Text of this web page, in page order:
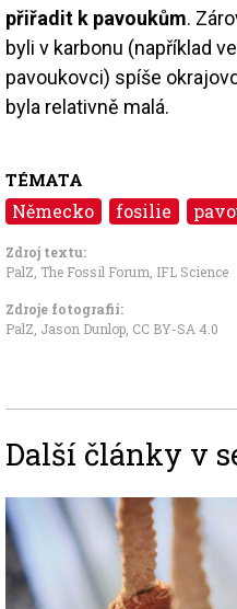
přiřadit k pavoukům.
byli v karbonu (například
pavoukovci) spíše
byla relativně malá.
TÉMATA
Německo fosilie
Zdroj textu:
PalZ, The Fossil Forum IFL Science
Zdroje fotografii:
PalZ, Jason Dunlop CC BY-SA 4.0
Další články v
Image